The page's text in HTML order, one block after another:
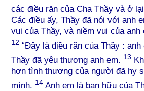
các điều răn của Cha Thầy và ở
Các điều ấy, Thầy đã nói với anh
vui của Thầy, và niềm vui của
12 “Đây là điều răn của Thầy :
Thầy đã yêu thương anh em. 13
hơn tình thương của người đã hy
mình. 14Anh em là bạn hữu của